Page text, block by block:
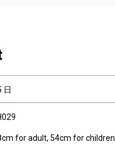
日
for adult, 54cm for children